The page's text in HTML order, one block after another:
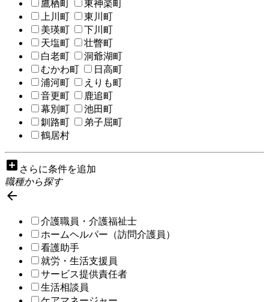
鷹栖町
東神楽町
上川町
東川町
美瑛町
下川町
天塩町
壮瞥町
白老町
洞爺湖町
むかわ町
日高町
浦河町
えりも町
音更町
鹿追町
幕別町
池田町
釧路町
弟子屈町
鶴居村
add_box さらに条件を追加
職種から探す

介護職員・介護福祉士
ホームヘルパー（訪問介護員）
看護助手
就労・生活支援員
サービス提供責任者
生活相談員